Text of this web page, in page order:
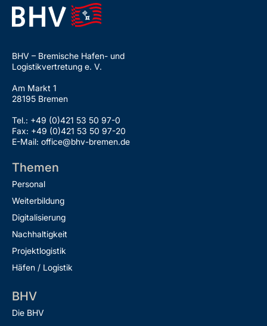
BHV – Bremische Hafen- und
Logistikvertretung e. V.
Am Markt 1
28195 Bremen
Tel.: +49 (0)421 53 50 97-0
Fax: +49 (0)421 53 50 97-20
E-Mail: office@bhv-bremen.de
Themen
Personal
Weiterbildung
Digitalisierung
Nachhaltigkeit
Projektlogistik
Häfen / Logistik
BHV
Die BHV